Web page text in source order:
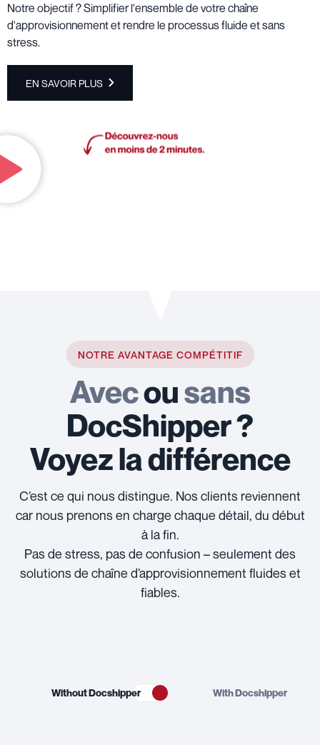
Notre objectif ? Simplifier l'ensemble de votre chaîne
d'approvisionnement et rendre le processus fluide et sans
stress.
EN SAVOIR PLUS
NOTRE AVANTAGE COMPÉTITIF
Avecousans
DocShipper ?
Voyez la différence
C’est ce qui nous distingue. Nos clients reviennent
car nous prenons en charge chaque détail, du début
à la fin.
Pas de stress, pas de confusion – seulement des
solutions de chaîne d’approvisionnement fluides et
fiables.
Without Docshipper With Docshipper